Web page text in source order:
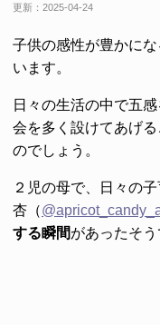
更新： 2025-04-24
子供の感性が豊かに
います。
日々の生活の中で五
会を多く設けてあげ
のでしょう。
２児の母で、日々の
杏（
する瞬間があったそう